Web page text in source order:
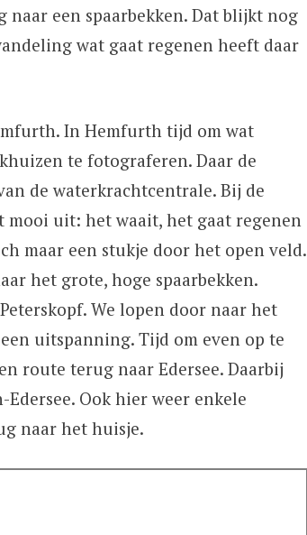
naar een spaarbekken. Dat blijkt nog
wat gaat regenen heeft daar
In Hemfurth tijd om wat
te fotograferen. Daar de
de waterkrachtcentrale. Bij de
uit: het waait, het gaat regenen
maar een stukje door het open veld.
het grote, hoge spaarbekken.
We lopen door naar het
uitspanning. Tijd om even op te
route terug naar Edersee. Daarbij
Ook hier weer enkele
naar het huisje.